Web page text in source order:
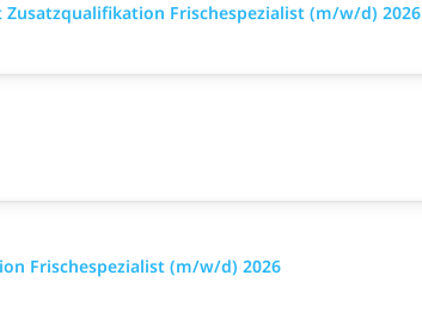
Frischespezialist (m/w/d) 2026
Frischespezialist (m/w/d) 2026